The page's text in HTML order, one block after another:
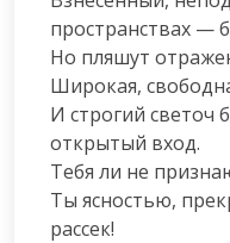
пространствах —
Но пляшут
Широкая,
И строгий светоч
открытый вход.
Тебя ли не
Ты ясностью,
рассек!